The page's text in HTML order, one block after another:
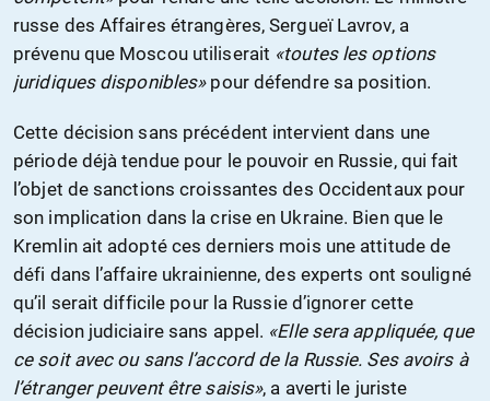
russe des Affaires étrangères, Sergueï Lavrov, a
prévenu que Moscou utiliserait «toutes les options
juridiques disponibles»pour défendre sa position.
Cette décision sans précédent intervient dans une
période déjà tendue pour le pouvoir en Russie, qui fait
l’objet de sanctions croissantes des Occidentaux pour
son implication dans la crise en Ukraine. Bien que le
Kremlin ait adopté ces derniers mois une attitude de
défi dans l’affaire ukrainienne, des experts ont souligné
qu’il serait difficile pour la Russie d’ignorer cette
décision judiciaire sans appel. «Elle sera appliquée, que
ce soit avec ou sans l’accord de la Russie. Ses avoirs à
l’étranger peuvent être saisis», a averti le juriste